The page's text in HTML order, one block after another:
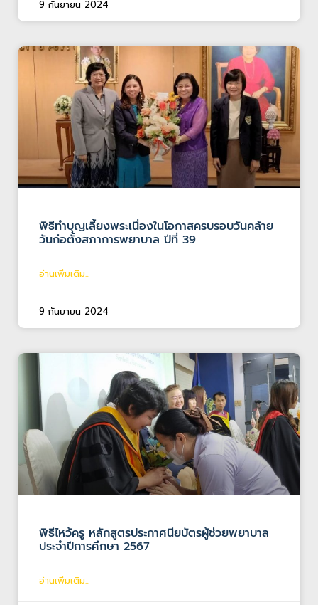
9 กันยายน 2024
พิธีทำบุญเลี้ยงพระเนื่องในโอกาสครบรอบวันคล้าย
วันก่อตั้งสภาการพยาบาล ปีที่ 39
อ่านเพิ่มเติม...
9 กันยายน 2024
พิธีไหว้ครู หลักสูตรประกาศนียบัตรผู้ช่วยพยาบาล
ประจำปีการศึกษา 2567
อ่านเพิ่มเติม...